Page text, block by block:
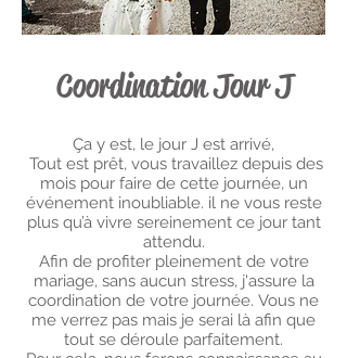
Coordination Jour J
Ça y est, le jour J est arrivé,
Tout est prêt, vous travaillez depuis des
mois pour faire de cette journée, un
événement inoubliable. il ne vous reste
plus qu’à vivre sereinement ce jour tant
attendu.
Afin de profiter pleinement de votre
mariage, sans aucun stress, j'assure la
coordination de votre journée. Vous ne
me verrez pas mais je serai là afin que
tout se déroule parfaitement.